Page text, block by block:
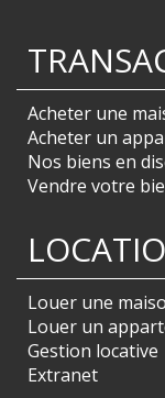
Acheter une
Acheter un
Nos biens en
Vendre votre
Louer une
Louer un
Gestion locative
Extranet